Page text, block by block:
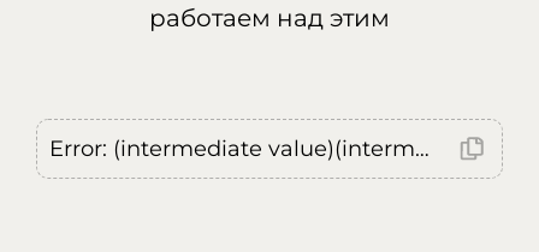
работаем над этим
Error: (intermediate value)(intermediate value)(intermediate value).replaceAll is not a function